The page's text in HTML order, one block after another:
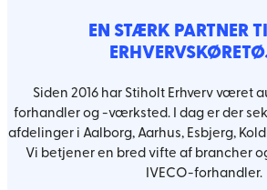
EN STÆRK PARTNER
Siden 2016 har Stiholt Erhverv været
forhandler og -værksted. I dag er der
afdelinger i Aalborg, Aarhus, Esbjerg,
Vi betjener en bred vifte af brancher
IVECO-forhandler.